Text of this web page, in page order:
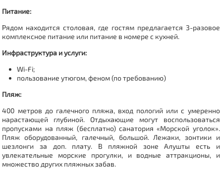
Питание:
Рядом находится столовая, где гостям предлагается 3-разовое
комплексное питание или питание в номере с кухней.
Инфраструктура и услуги:
Wi-Fi;
пользование утюгом, феном (по требованию)
Пляж:
400 метров до галечного пляжа, вход пологий или с умеренно
нарастающей глубиной. Отдыхающие могут воспользоваться
пропусками на пляж (бесплатно) санатория «Морской уголок».
Пляж оборудованный, галечный, большой.Лежаки, зонтики и
шезлонги за доп. плату. В пляжной зоне Алушты есть и
увлекательные морские прогулки, и водные аттракционы, и
множество других пляжных забав.